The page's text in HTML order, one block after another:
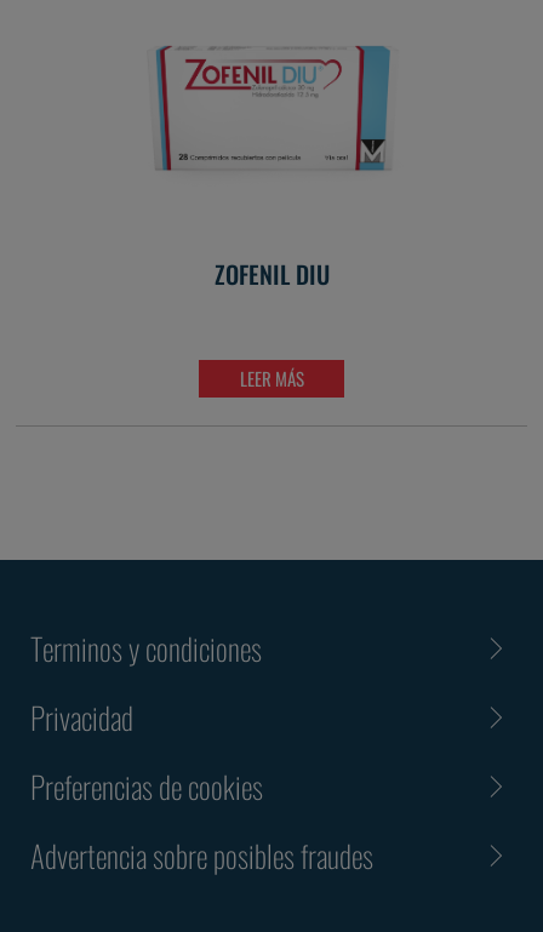
ZOFENIL DIU
LEER MÁS
Terminos y condiciones
Privacidad
Preferencias de cookies
Advertencia sobre posibles fraudes